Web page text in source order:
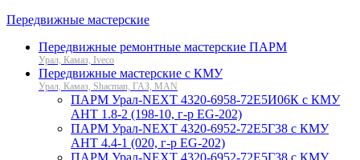
Передвижные мастерские
Передвижные ремонтные мастерские ПАРМ
Урал, Камаз, Iveco
Передвижные мастерские с КМУ
Урал, Камаз, Shacman, ГАЗ, MAN
ПАРМ Урал-NEXT 4320-6958-72Е5И06К с КМУ
АНТ 1.8-2 (198-10, г-р EG-202)
ПАРМ Урал-NEXT 4320-6952-72Е5Г38 с КМУ
АНТ 4.4-1 (020, г-р EG-202)
ПАРМ Урал-NEXT 4320-6952-72Е5Г38 с КМУ